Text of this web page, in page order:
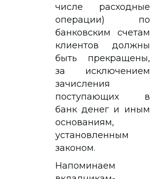
числе расходные
операции) по
банковским счетам
клиентов должны
быть прекращены,
за исключением
зачисления
поступающих в
банк денег и иным
основаниям,
установленным
законом.
Напоминаем